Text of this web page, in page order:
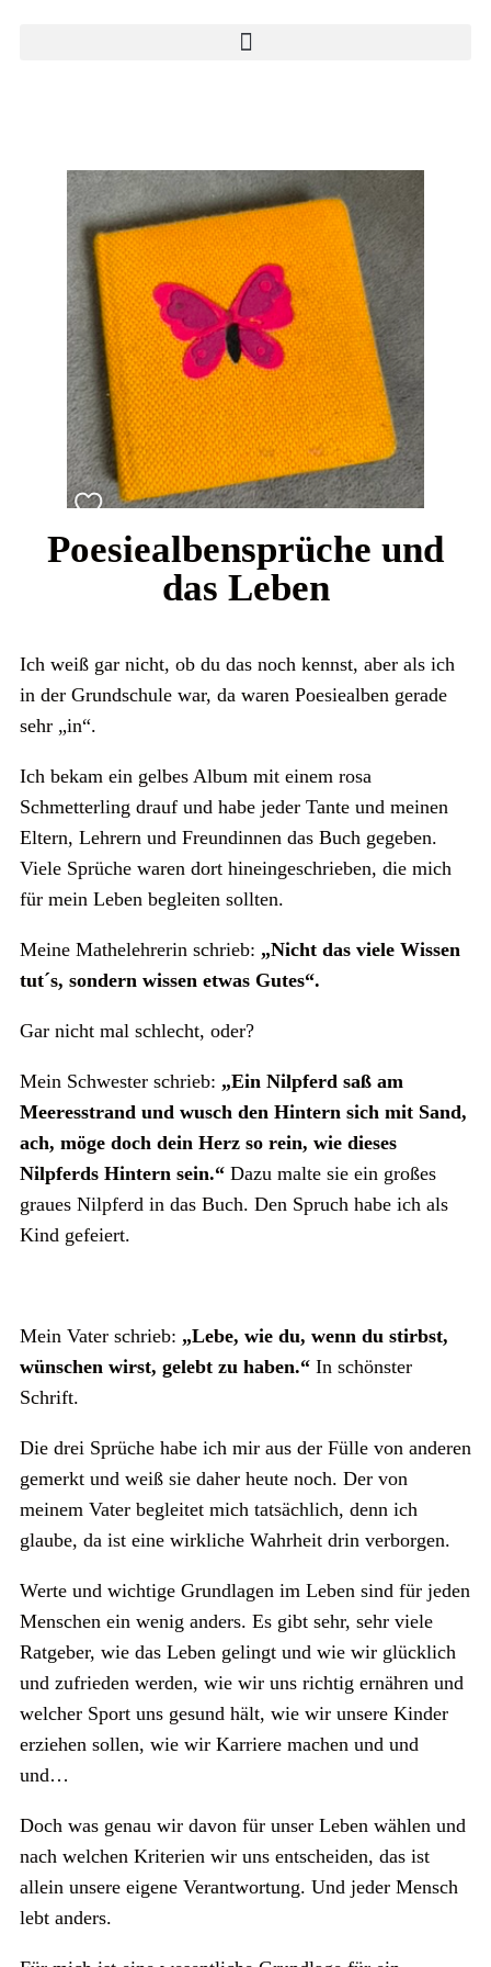
Poesiealbensprüche und
das Leben
Ich weiß gar nicht, ob du das noch kennst, aber als ich
in der Grundschule war, da waren Poesiealben gerade
sehr „in“.
Ich bekam ein gelbes Album mit einem rosa
Schmetterling drauf und habe jeder Tante und meinen
Eltern, Lehrern und Freundinnen das Buch gegeben.
Viele Sprüche waren dort hineingeschrieben, die mich
für mein Leben begleiten sollten.
Meine Mathelehrerin schrieb: „Nicht das viele Wissen
tut´s, sondern wissen etwas Gutes“.
Gar nicht mal schlecht, oder?
Mein Schwester schrieb: „Ein Nilpferd saß am
Meeresstrand und wusch den Hintern sich mit Sand,
ach, möge doch dein Herz so rein, wie dieses
Nilpferds Hintern sein.“ Dazu malte sie ein großes
graues Nilpferd in das Buch. Den Spruch habe ich als
Kind gefeiert.
Mein Vater schrieb: „Lebe, wie du, wenn du stirbst,
wünschen wirst, gelebt zu haben.“ In schönster
Schrift.
Die drei Sprüche habe ich mir aus der Fülle von anderen
gemerkt und weiß sie daher heute noch. Der von
meinem Vater begleitet mich tatsächlich, denn ich
glaube, da ist eine wirkliche Wahrheit drin verborgen.
Werte und wichtige Grundlagen im Leben sind für jeden
Menschen ein wenig anders. Es gibt sehr, sehr viele
Ratgeber, wie das Leben gelingt und wie wir glücklich
und zufrieden werden, wie wir uns richtig ernähren und
welcher Sport uns gesund hält, wie wir unsere Kinder
erziehen sollen, wie wir Karriere machen und und
und…
Doch was genau wir davon für unser Leben wählen und
nach welchen Kriterien wir uns entscheiden, das ist
allein unsere eigene Verantwortung. Und jeder Mensch
lebt anders.